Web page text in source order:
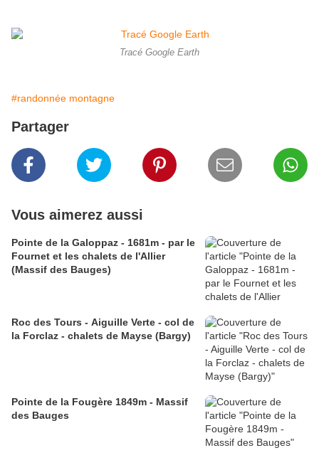
Tracé Google Earth
#randonnée montagne
Partager
Vous aimerez aussi
Pointe de la Galoppaz - 1681m - par le
Fournet et les chalets de l'Allier
(Massif des Bauges)
Roc des Tours - Aiguille Verte - col de
la Forclaz - chalets de Mayse (Bargy)
Pointe de la Fougère 1849m - Massif
des Bauges